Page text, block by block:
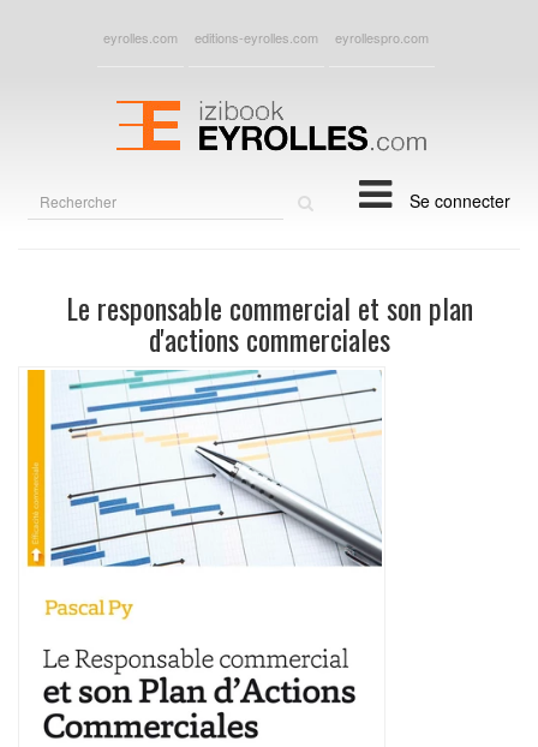
eyrolles.com editions-eyrolles.com eyrollespro.com
Se connecter
Le responsable commercial et son plan
d'actions commerciales